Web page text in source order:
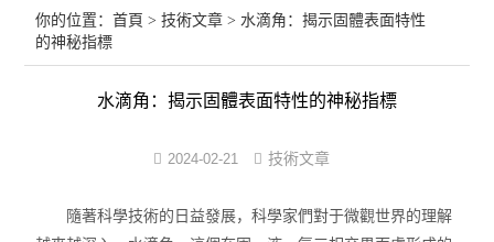
表面張力儀
界面張力儀
界面彈性系數儀
表面清潔度分析儀
你的位置：首頁 >技術文章 > 水滴角：揭示固體表面特性
的神秘指標
水滴角：揭示固體表面特性的神秘指標
2024-02-21 技術文章
隨著科學技術的日益發展，科學家們對于微觀世界的理解